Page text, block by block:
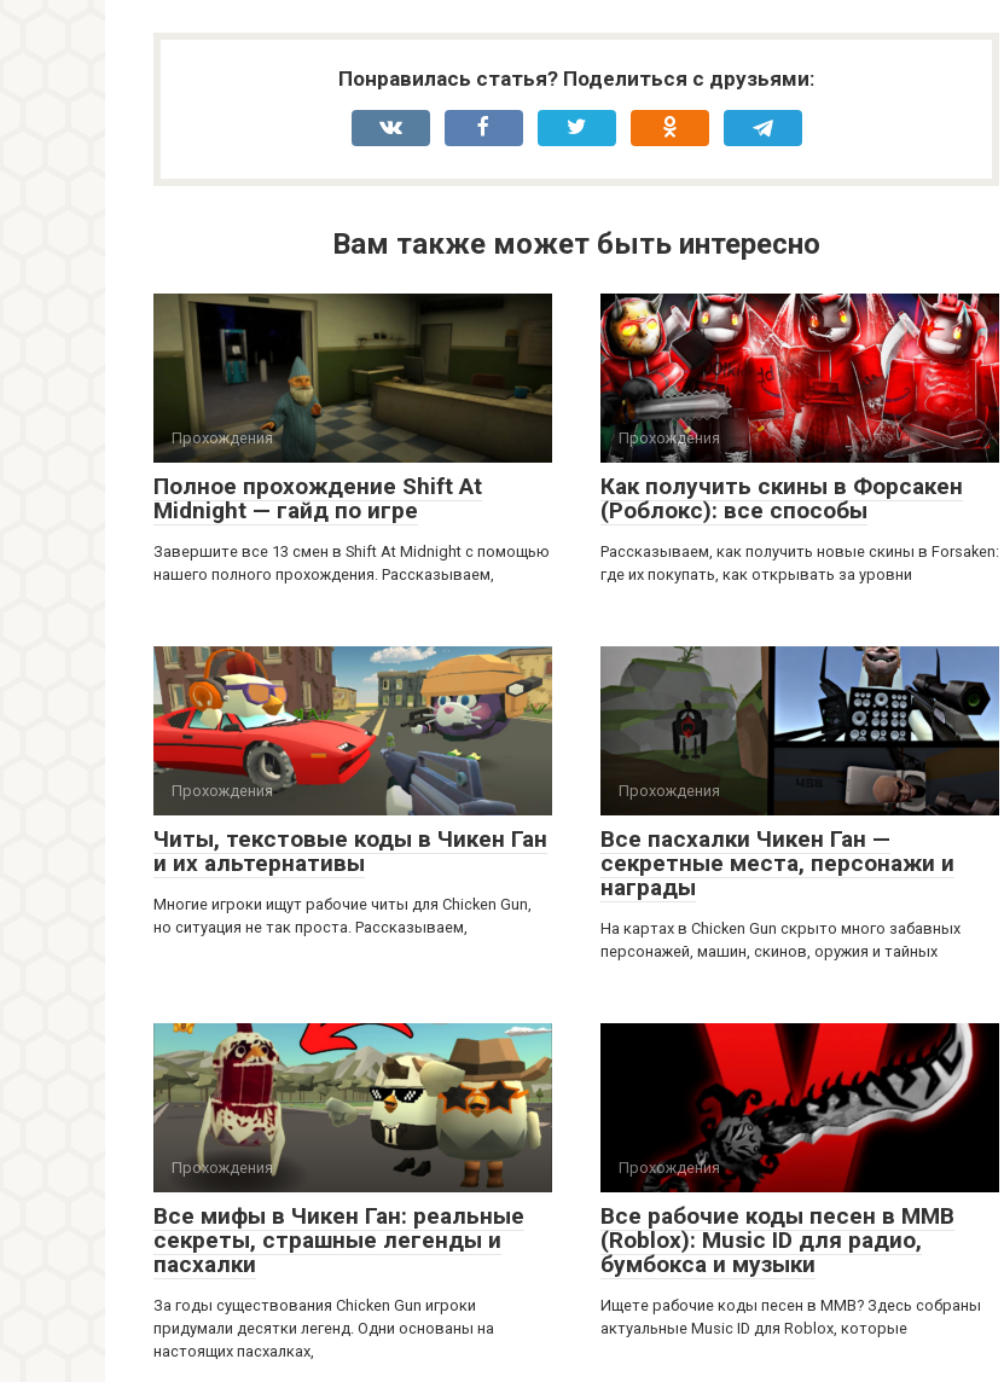
Понравилась статья? Поделиться с друзьями:
Вам также может быть интересно
Прохождения
Полное прохождение Shift At
Midnight — гайд по игре
Завершите все 13 смен в Shift At Midnight с помощью
нашего полного прохождения. Рассказываем,
Прохождения
Как получить скины в Форсакен
(Роблокс): все способы
Рассказываем, как получить новые скины в Forsaken:
где их покупать, как открывать за уровни
Прохождения
Читы, текстовые коды в Чикен Ган
и их альтернативы
Многие игроки ищут рабочие читы для Chicken Gun,
но ситуация не так проста. Рассказываем,
Прохождения
Все пасхалки Чикен Ган —
секретные места, персонажи и
награды
На картах в Chicken Gun скрыто много забавных
персонажей, машин, скинов, оружия и тайных
Прохождения
Все мифы в Чикен Ган: реальные
секреты, страшные легенды и
пасхалки
За годы существования Chicken Gun игроки
придумали десятки легенд. Одни основаны на
настоящих пасхалках,
Прохождения
Все рабочие коды песен в ММВ
(Roblox): Music ID для радио,
бумбокса и музыки
Ищете рабочие коды песен в ММВ? Здесь собраны
актуальные Music ID для Roblox, которые